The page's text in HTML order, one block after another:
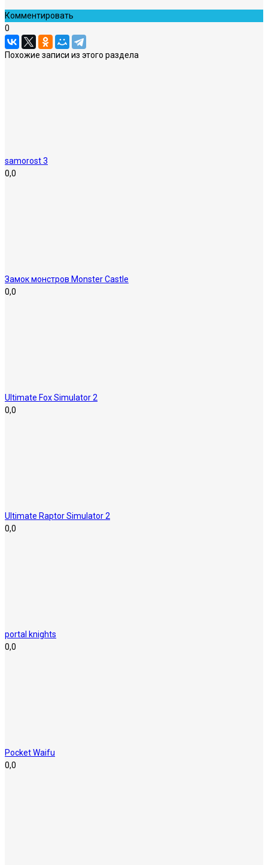
Комментировать
0
Похожие записи из этого раздела
samorost 3
0,0
Замок монстров Monster Castle
0,0
Ultimate Fox Simulator 2
0,0
Ultimate Raptor Simulator 2
0,0
portal knights
0,0
Pocket Waifu
0,0